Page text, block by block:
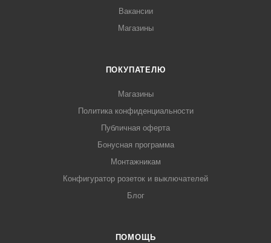
Вакансии
Магазины
ПОКУПАТЕЛЮ
Магазины
Политика конфиденциальности
Публичная оферта
Бонусная программа
Монтажникам
Конфигуратор розеток и выключателей
Блог
ПОМОЩЬ